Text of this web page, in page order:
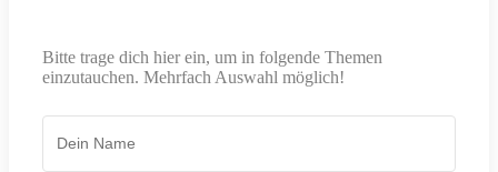
Bitte trage dich hier ein, um in folgende Themen
einzutauchen. Mehrfach Auswahl möglich!